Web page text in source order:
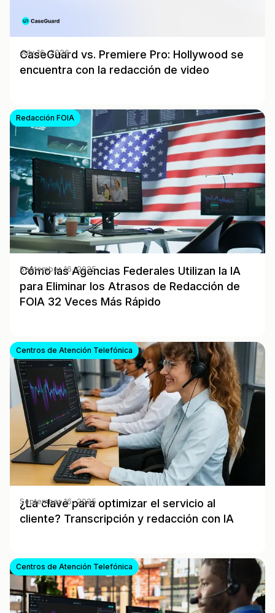
CaseGuard vs. Premiere Pro: Hollywood se
encuentra con la redacción de video
July 16, 2026
Redacción FOIA
Cómo las Agencias Federales Utilizan la IA
para Eliminar los Atrasos de Redacción de
FOIA 32 Veces Más Rápido
September 16, 2025
Centros de Atención Telefónica
¿La clave para optimizar el servicio al
cliente? Transcripción y redacción con IA
September 16, 2025
Centros de Atención Telefónica